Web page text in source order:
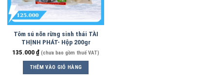
Tôm sú nõn rừng sinh thái TÀI
THỊNH PHÁT- Hộp 200gr
135.000₫ (chưa bao gồm thuế VAT)
THÊM VÀO GIỎ HÀNG